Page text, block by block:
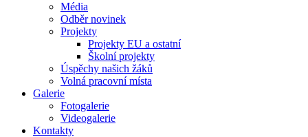
Média
Odběr novinek
Projekty
Projekty EU a ostatní
Školní projekty
Úspěchy našich žáků
Volná pracovní místa
Galerie
Fotogalerie
Videogalerie
Kontakty